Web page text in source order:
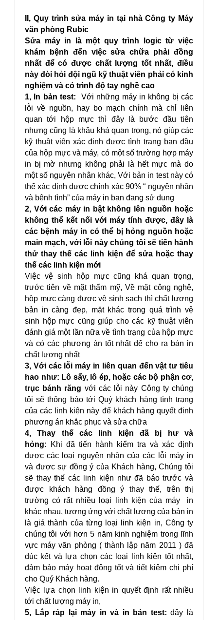
II, Quy trình sửa máy in tại nhà Công ty Máy
văn phòng Rubic
Sửa máy in là một quy trình logic từ việc
khám bệnh đến việc sửa chữa phải đồng
nhất để có được chất lượng tốt nhất, điều
này đòi hỏi đội ngũ kỹ thuật viên phải có kinh
nghiệm và có trình độ tay nghề cao
1, In bản test:
Với những máy in không bị các
lỗi về nguồn, hay bo mạch chính mà chỉ liên
quan tới hộp mực thì đây là bước đầu tiên
nhưng cũng là khâu khá quan trọng, nó giúp các
kỹ thuật viên xác định được tình trạng ban đầu
của hộp mực và máy, có một số trường hợp máy
in bị mờ nhưng không phải là hết mực mà do
một số nguyên nhân khác, Với bản in test này có
thể xác định được chính xác 90% “ nguyên nhân
và bệnh tình” của máy in bạn đang sử dụng
2, Với các máy in bật không lên nguồn hoặc
không thể kết nối với máy tính được, đây là
các bệnh máy in có thể bị hỏng nguồn hoặc
main mạch, với lỗi này chúng tôi sẽ tiến hành
thử thay thế các linh kiện để sửa hoặc thay
thế các linh kiện mới
Việc vệ sinh hộp mực cũng khá quan trọng,
trước tiên về mặt thẩm mỹ, Về mặt công nghệ,
hộp mực càng được vệ sinh sạch thì chất lượng
bản in càng đẹp, mặt khác trong quá trình vệ
sinh hộp mực cũng giúp cho các kỹ thuật viên
đánh giá một lần nữa về tình trạng của hộp mực
và có các phương án tốt nhất để cho ra bản in
chất lượng nhất
3, Với các lỗi máy in liên quan đến vật tư tiêu
hao như: Lô sấy, lô ép, hoặc các bộ phận cơ,
trục bánh răng với các lỗi này Công ty chúng
tôi sẽ thông báo tới Quý khách hàng tình trạng
của các linh kiện này để khách hàng quyết định
phương án khắc phục và sửa chữa
4, Thay thế các linh kiện đã bị hư và
hỏng: Khi đã tiến hành kiểm tra và xác định
được các loại nguyên nhân của các lỗi máy in
và được sự đồng ý của Khách hàng, Chúng tôi
sẽ thay thế các linh kiện như đã báo trước và
được khách hàng đồng ý thay thế, trên thị
trường có rất nhiều loại linh kiện của máy in
khác nhau, tương ứng với chất lượng của bản in
là giá thành của từng loại linh kiện in, Công ty
chúng tôi với hơn 5 năm kinh nghiệm trong lĩnh
vực máy văn phòng ( thành lập năm 2011 ) đã
đúc kết và lựa chọn các loại linh kiện tốt nhất,
đảm bảo máy hoạt động tốt và tiết kiệm chi phí
cho Quý Khách hàng.
Việc lựa chọn linh kiện in quyết định rất nhiều
tới chất lượng máy in,
5, Lắp ráp lại máy in và in bản test: đây là